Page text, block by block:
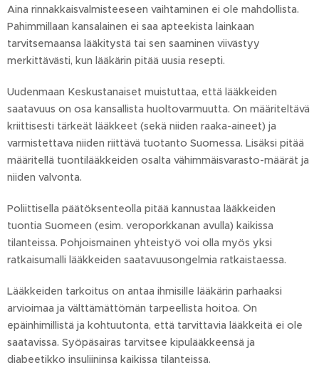
Aina rinnakkaisvalmisteeseen vaihtaminen ei ole mahdollista.
Pahimmillaan kansalainen ei saa apteekista lainkaan
tarvitsemaansa lääkitystä tai sen saaminen viivästyy
merkittävästi, kun lääkärin pitää uusia resepti.
Uudenmaan Keskustanaiset muistuttaa, että lääkkeiden
saatavuus on osa kansallista huoltovarmuutta. On määriteltävä
kriittisesti tärkeät lääkkeet (sekä niiden raaka-aineet) ja
varmistettava niiden riittävä tuotanto Suomessa. Lisäksi pitää
määritellä tuontilääkkeiden osalta vähimmäisvarasto-määrät ja
niiden valvonta.
Poliittisella päätöksenteolla pitää kannustaa lääkkeiden
tuontia Suomeen (esim. veroporkkanan avulla) kaikissa
tilanteissa. Pohjoismainen yhteistyö voi olla myös yksi
ratkaisumalli lääkkeiden saatavuusongelmia ratkaistaessa.
Lääkkeiden tarkoitus on antaa ihmisille lääkärin parhaaksi
arvioimaa ja välttämättömän tarpeellista hoitoa. On
epäinhimillistä ja kohtuutonta, että tarvittavia lääkkeitä ei ole
saatavissa. Syöpäsairas tarvitsee kipulääkkeensä ja
diabeetikko insuliininsa kaikissa tilanteissa.